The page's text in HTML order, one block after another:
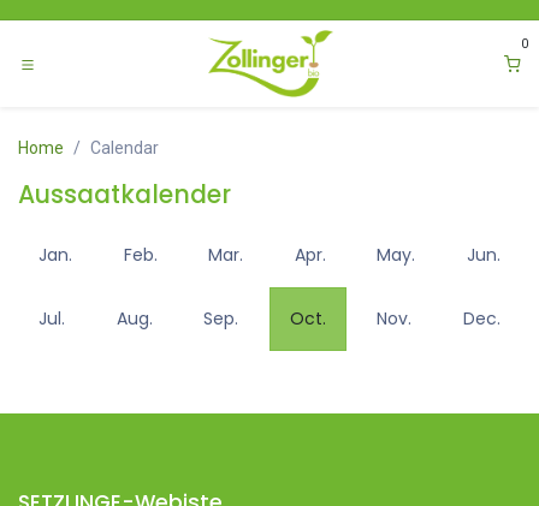
0
Home Calendar
Aussaatkalender
Jan. Feb. Mar. Apr. May. Jun.
Jul. Aug. Sep. Oct. Nov. Dec.